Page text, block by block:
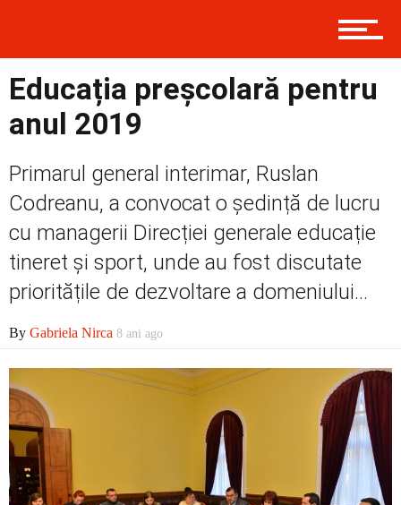
Externe
Economic
Contact
Educația preșcolară pentru
anul 2019
Primarul general interimar, Ruslan
Codreanu, a convocat o ședință de lucru
cu managerii Direcției generale educație
tineret și sport, unde au fost discutate
prioritățile de dezvoltare a domeniului...
By Gabriela Nirca 8 ani ago